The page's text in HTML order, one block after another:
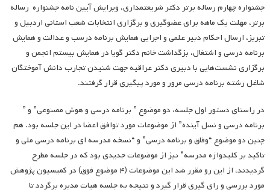
جشنواره چهارم رساله برتر دکتر شریعتمداری، ویرایش آیین نامه جشنواره رساله
برتر، مهلت یک ماهه برای عضوگیری و برگزاری انتخابات شعب استانی اردبیل و
تبریز، ارسال احکام دبیر علمی و اجرایی همایش برنامه درسب و عدالت و همایش
برنامه درسی و اشتغال، بزگداشت خانم دکتر گویا در همایش بیستم انجمن و
برگزاری نشست‌هایی با دبیری دکتر عراقیه جهت شنیدن تجارب دانش آموختگان
شاغل رشته برنامه درسی مرور و مورد پیگیری قرار گرفتند.
در راستای دستور اول جلسه، دو موضوع ” برنامه درسی و هوش مصنوعی” و ”
برنامه درسی و نسل آینده” از موضوعات مورد توافق اعضا در این جلسه بود. هم
چنین دو موضوع “وفاق و برنامه درسی” و “نسخه مدرسه ای برنامه درسی ملی و
تاکید بر کلیدواژه مدرسه” نیز از موضوعات جدیدی بود که در جلسه مطرح
گردیدند، از این رو مقرر شد این موضوعات (۴ موضوع فوق) در کمیسیون پژوهش
مورد بررسی و رای گیری قرار گیرد و نتیجه به جلسه هیات مدیره برگردد تا